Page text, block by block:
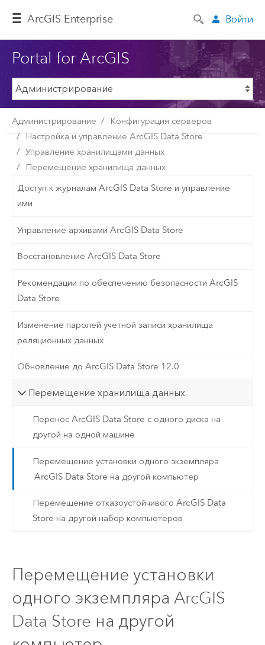
ArcGIS Enterprise Войти
Portal for ArcGIS
Администрирование
Конфигурация серверов
Настройка и управление ArcGIS Data Store
Управление хранилищами данных
Перемещение хранилища данных
Доступ к журналам ArcGIS Data Store и управление
ими
Управление архивами ArcGIS Data Store
Восстановление ArcGIS Data Store
Рекомендации по обеспечению безопасности ArcGIS
Data Store
Изменение паролей учетной записи хранилища
реляционных данных
Обновление до ArcGIS Data Store 12.0
Перемещение хранилища данных
Перенос ArcGIS Data Store с одного диска на
другой на одной машине
Перемещение установки одного экземпляра
ArcGIS Data Store на другой компьютер
Перемещение отказоустойчивого ArcGIS Data
Store на другой набор компьютеров
Перемещение установки
одного экземпляра ArcGIS
Data Store на другой